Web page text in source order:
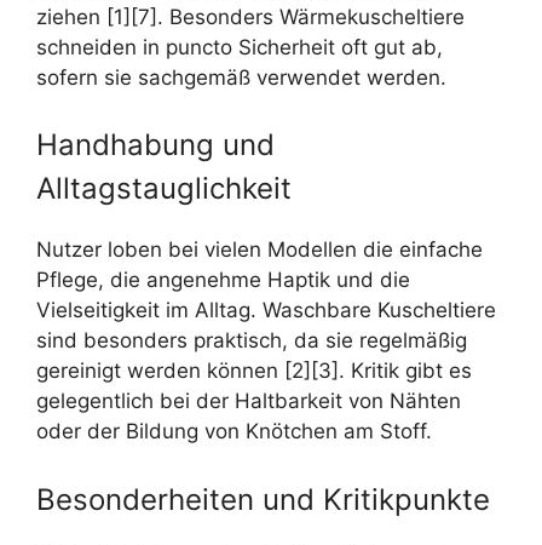
ziehen [1][7]. Besonders Wärmekuscheltiere
schneiden in puncto Sicherheit oft gut ab,
sofern sie sachgemäß verwendet werden.
Handhabung und
Alltagstauglichkeit
Nutzer loben bei vielen Modellen die einfache
Pflege, die angenehme Haptik und die
Vielseitigkeit im Alltag. Waschbare Kuscheltiere
sind besonders praktisch, da sie regelmäßig
gereinigt werden können [2][3]. Kritik gibt es
gelegentlich bei der Haltbarkeit von Nähten
oder der Bildung von Knötchen am Stoff.
Besonderheiten und Kritikpunkte